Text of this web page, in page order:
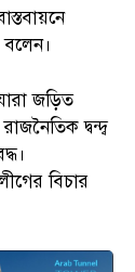
জড়িত
দ্বন্দ্ব
বিচার